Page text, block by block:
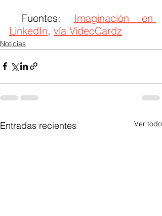
Fuentes: Imaginación en
LinkedIn, vía VideoCardz
Noticias
Entradas recientes Ver todo